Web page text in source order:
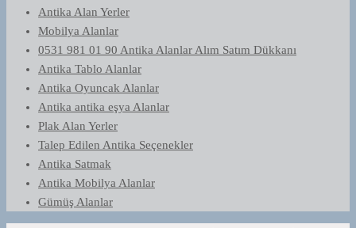
Antika Alan Yerler
Mobilya Alanlar
0531 981 01 90 Antika Alanlar Alım Satım Dükkanı
Antika Tablo Alanlar
Antika Oyuncak Alanlar
Antika antika eşya Alanlar
Plak Alan Yerler
Talep Edilen Antika Seçenekler
Antika Satmak
Antika Mobilya Alanlar
Gümüş Alanlar